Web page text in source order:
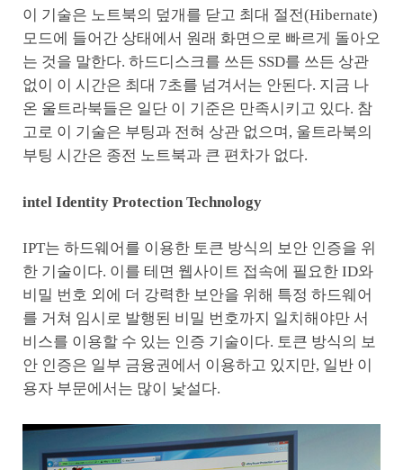
이 기술은 노트북의 덮개를 닫고 최대 절전(Hibernate)
모드에 들어간 상태에서 원래 화면으로 빠르게 돌아오
는 것을 말한다. 하드디스크를 쓰든 SSD를 쓰든 상관
없이 이 시간은 최대 7초를 넘겨서는 안된다. 지금 나
온 울트라북들은 일단 이 기준은 만족시키고 있다. 참
고로 이 기술은 부팅과 전혀 상관 없으며, 울트라북의
부팅 시간은 종전 노트북과 큰 편차가 없다.
intel Identity Protection Technology
IPT는 하드웨어를 이용한 토큰 방식의 보안 인증을 위
한 기술이다. 이를 테면 웹사이트 접속에 필요한 ID와
비밀 번호 외에 더 강력한 보안을 위해 특정 하드웨어
를 거쳐 임시로 발행된 비밀 번호까지 일치해야만 서
비스를 이용할 수 있는 인증 기술이다. 토큰 방식의 보
안 인증은 일부 금융권에서 이용하고 있지만, 일반 이
용자 부문에서는 많이 낯설다.